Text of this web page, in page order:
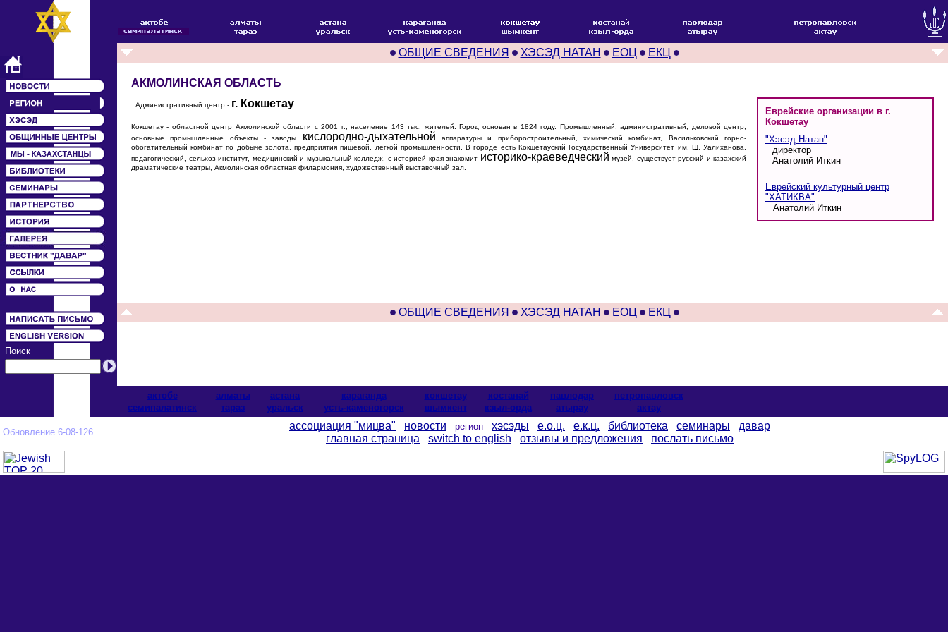
Поиск
ОБЩИЕ СВЕДЕНИЯ ХЭСЭД НАТАН ЕОЦ ЕКЦ
АКМОЛИНСКАЯ ОБЛАСТЬ
Еврейские организации в г.
Кокшетау
"Хэсэд Натан"
директор
Анатолий Иткин
Еврейский культурный центр
"ХАТИКВА"
Анатолий Иткин
Административный центр - г. Кокшетау
Кокшетау - областной центр Акмолинской области с 2001 г., население 143 тыс. жителей. Город основан в 1824 году. Промышленный, административный, деловой центр,
основные промышленные объекты - заводы
кислородно-дыхательной аппаратуры и приборостроительный, химический комбинат, Васильковский горно-
обогатительный комбинат по добыче золота, предприятия пищевой, легкой промышленности. В городе есть Кокшетауский Государственный Университет им. Ш. Уалиханова,
педагогический, сельхоз институт, медицинский и музыкальный колледж, с историей края знакомит историко-краеведческий музей, существует русский и казахский
драматические театры, Акмолинская областная филармония, художественный выставочный зал.
ОБЩИЕ СВЕДЕНИЯ ХЭСЭД НАТАН ЕОЦ ЕКЦ
актобе алматы астана караганда кокшетау костанай павлодар
петропавловск
cемипалатинск
тараз уральск усть-каменогорск шымкент кзыл-орда атырау актау
Обновление 6-08-126
ассоциация "мицва" новости регион хэсэды е.о.ц. е.к.ц. библиотека семинары
давар
главная страница
switch to english отзывы и предложения послать письмо